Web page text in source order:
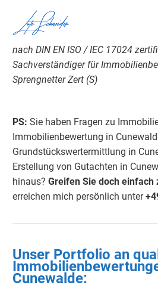
Lutz Schneider
nach DIN EN ISO / IEC 17024
Sachverständiger für
Sprengnetter Zert (S)
PS: Sie haben Fragen zu
Immobilienbewertung in
Grundstückswertermittlung in
Erstellung von Gutachten in
hinaus? Greifen Sie doch einfach
erreichen mich persönlich unter
Unser Portfolio an
Cunewalde: